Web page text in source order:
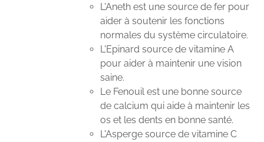
L'Aneth est une source de fer pour
aider à soutenir les fonctions
normales du système circulatoire.
L'Epinard source de vitamine A
pour aider à maintenir une vision
saine.
Le Fenouil est une bonne source
de calcium qui aide à maintenir les
os et les dents en bonne santé.
L'Asperge source de vitamine C